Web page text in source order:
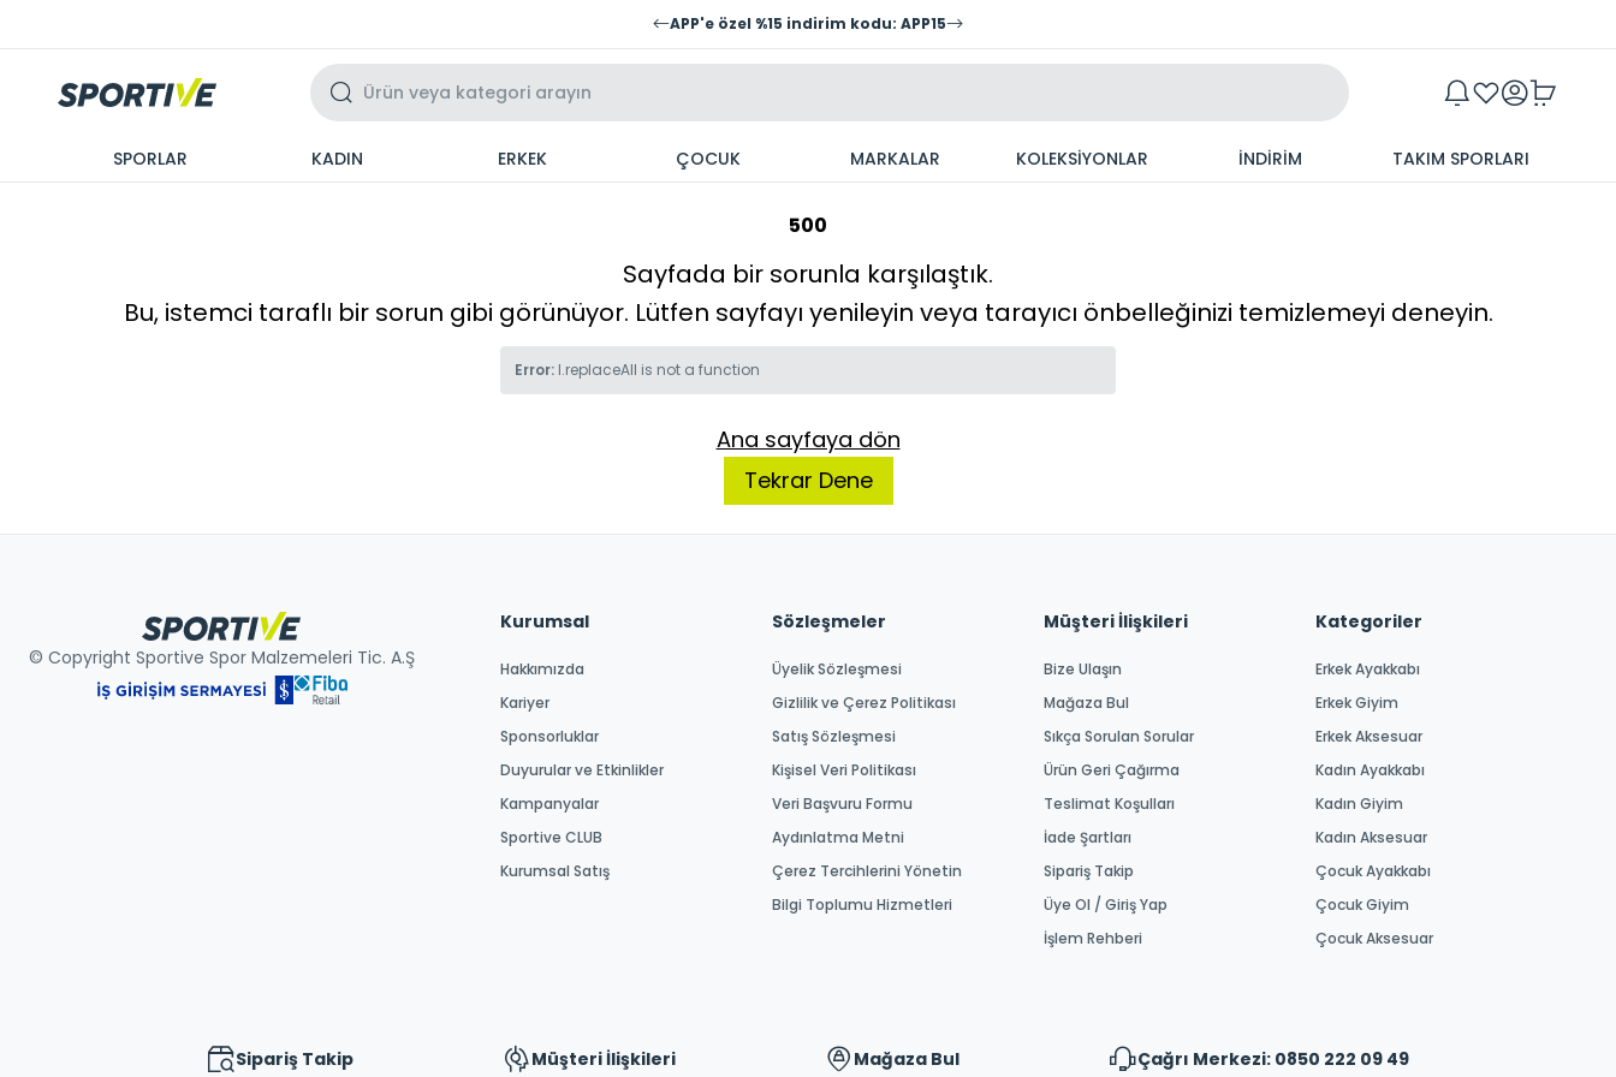
APP'e özel %15 indirim kodu: APP15
SPORLAR KADIN ERKEK ÇOCUK MARKALAR KOLEKSİYONLAR İNDİRİM TAKIM SPORLARI
500
Sayfada bir sorunla karşılaştık.
Bu, istemci taraflı bir sorun gibi görünüyor. Lütfen sayfayı yenileyin veya tarayıcı önbelleğinizi temizlemeyi deneyin.
Error: l.replaceAll is not a function
Ana sayfaya dön
Tekrar Dene
© Copyright Sportive Spor Malzemeleri Tic. A.Ş
Kurumsal
Hakkımızda
Kariyer
Sponsorluklar
Duyurular ve Etkinlikler
Kampanyalar
Sportive CLUB
Kurumsal Satış
Sözleşmeler
Üyelik Sözleşmesi
Gizlilik ve Çerez Politikası
Satış Sözleşmesi
Kişisel Veri Politikası
Veri Başvuru Formu
Aydınlatma Metni
Çerez Tercihlerini Yönetin
Bilgi Toplumu Hizmetleri
Müşteri İlişkileri
Bize Ulaşın
Mağaza Bul
Sıkça Sorulan Sorular
Ürün Geri Çağırma
Teslimat Koşulları
İade Şartları
Sipariş Takip
Üye Ol / Giriş Yap
İşlem Rehberi
Kategoriler
Erkek Ayakkabı
Erkek Giyim
Erkek Aksesuar
Kadın Ayakkabı
Kadın Giyim
Kadın Aksesuar
Çocuk Ayakkabı
Çocuk Giyim
Çocuk Aksesuar
Sipariş Takip Müşteri İlişkileri Mağaza Bul Çağrı Merkezi: 0850 222 09 49